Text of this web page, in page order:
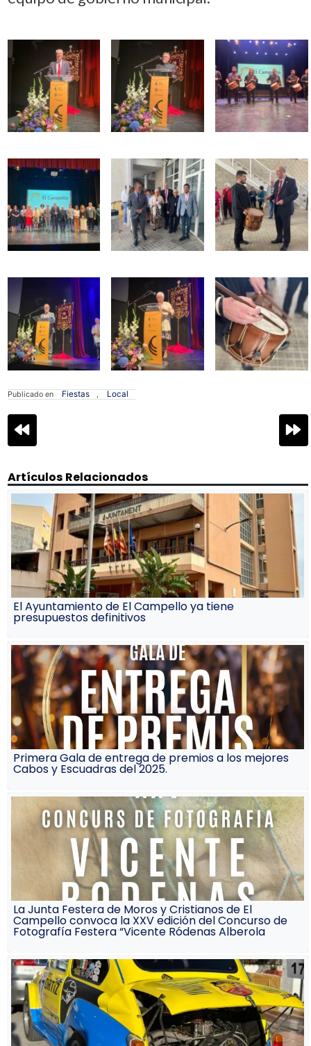
Publicado en Fiestas , Local
Navegación
de
entradas
Artículos Relacionados
El Ayuntamiento de El Campello ya tiene
presupuestos definitivos
Primera Gala de entrega de premios a los mejores
Cabos y Escuadras del 2025.
La Junta Festera de Moros y Cristianos de El
Campello convoca la XXV edición del Concurso de
Fotografía Festera “Vicente Ródenas Alberola